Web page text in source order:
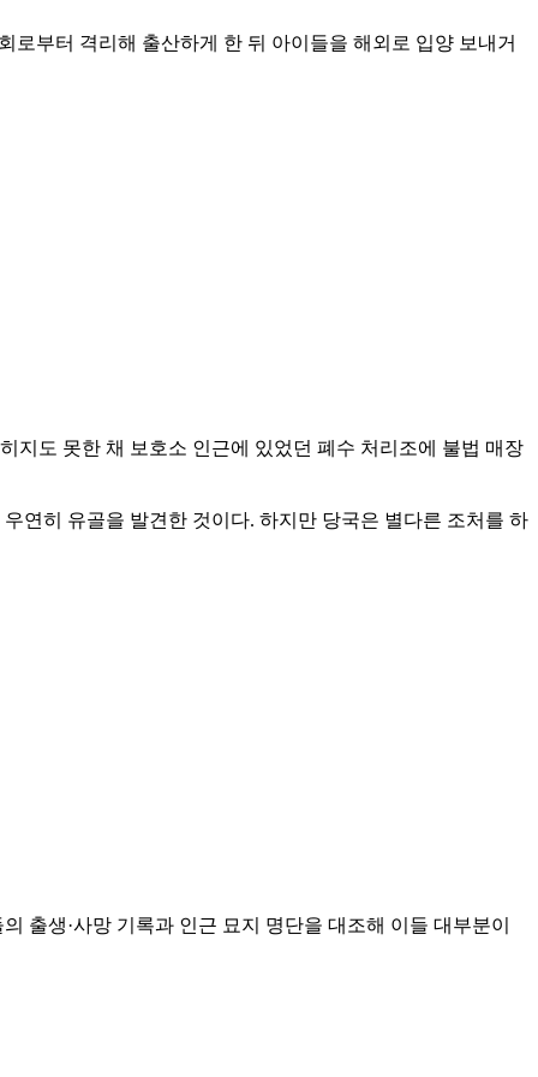
로부터 격리해 출산하게 한 뒤 아이들을 해외로 입양 보내거
지도 못한 채 보호소 인근에 있었던 폐수 처리조에 불법 매장
연히 유골을 발견한 것이다. 하지만 당국은 별다른 조처를 하
출생·사망 기록과 인근 묘지 명단을 대조해 이들 대부분이